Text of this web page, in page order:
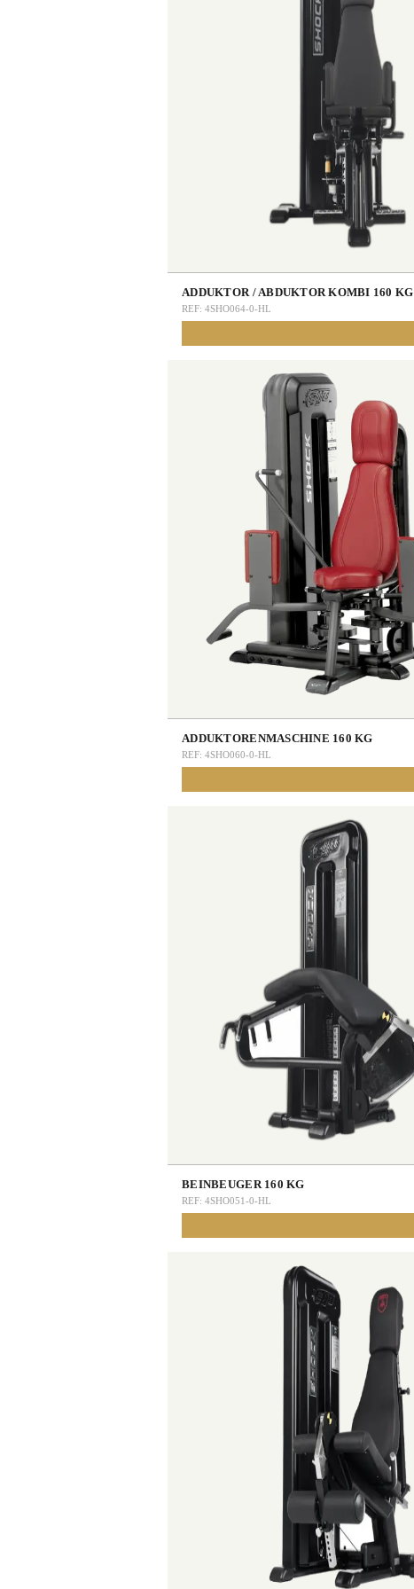
ADDUKTOR / ABDUKTOR KOMBI 160 KG
REF:4SHO064-0-HL
ADDUKTORENMASCHINE 160 KG
REF:4SHO060-0-HL
BEINBEUGER 160 KG
REF:4SHO051-0-HL